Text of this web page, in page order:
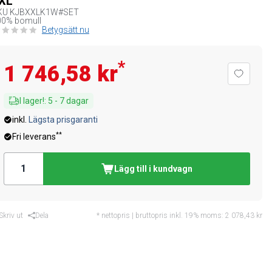
KJBXXLK1W#SET
bomull
Betygsätt nu
1 746,58 kr*
I lager!: 5 - 7dagar
inkl.
Lägsta prisgaranti
Fri leverans**
Lägg till i kundvagn
ut Dela * nettopris | bruttopris inkl. 19% moms: 2 078,43 kr